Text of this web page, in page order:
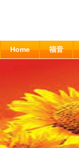
Home 福音